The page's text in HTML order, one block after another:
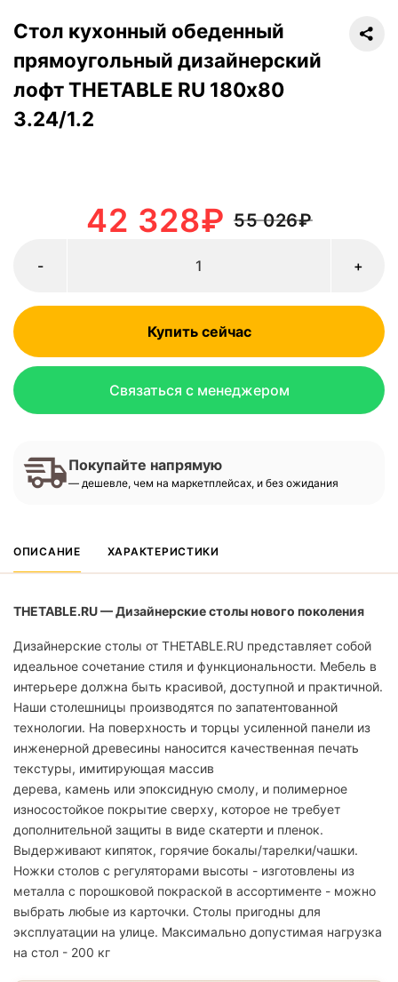
Стол кухонный обеденный
прямоугольный дизайнерский
лофт THETABLE RU 180х80
3.24/1.2
55 026₽
42 328₽
+
-
Купить сейчас
Связаться с менеджером
Покупайте напрямую
— дешевле, чем на маркетплейсах, и без ожидания
ОПИСАНИЕ ХАРАКТЕРИСТИКИ
THETABLE.RU — Дизайнерские столы нового поколения
Дизайнерские столы от THETABLE.RU представляет собой
идеальное сочетание стиля и функциональности. Мебель в
интерьере должна быть красивой, доступной и практичной.
Наши столешницы производятся по запатентованной
технологии. На поверхность и торцы усиленной панели из
инженерной древесины наносится качественная печать
текстуры, имитирующая массив
дерева, камень или эпоксидную смолу, и полимерное
износостойкое покрытие сверху, которое не требует
дополнительной защиты в виде скатерти и пленок.
Выдерживают кипяток, горячие бокалы/тарелки/чашки.
Ножки столов с регуляторами высоты - изготовлены из
металла с порошковой покраской в ассортименте - можно
выбрать любые из карточки. Столы пригодны для
эксплуатации на улице. Максимально допустимая нагрузка
на стол - 200 кг